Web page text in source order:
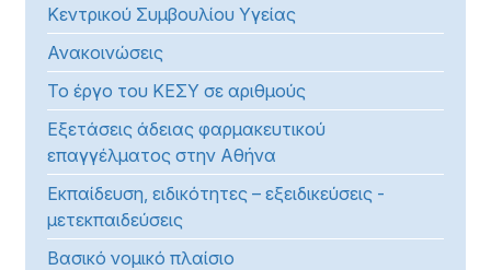
Κεντρικού Συμβουλίου Υγείας
Ανακοινώσεις
Το έργο του ΚΕΣΥ σε αριθμούς
Εξετάσεις άδειας φαρμακευτικού
επαγγέλματος στην Αθήνα
Εκπαίδευση, ειδικότητες – εξειδικεύσεις -
μετεκπαιδεύσεις
Βασικό νομικό πλαίσιο